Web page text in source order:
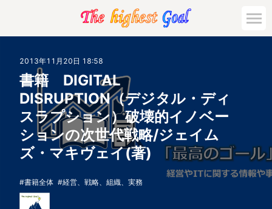
2013年11月20日 18:58
書籍 DIGITAL
DISRUPTION（デジタル・ディ
スラプション）破壊的イノベー
ションの次世代戦略/ジェイム
ズ・マキヴェイ(著)
書籍全体 経営、戦略、組織、実務